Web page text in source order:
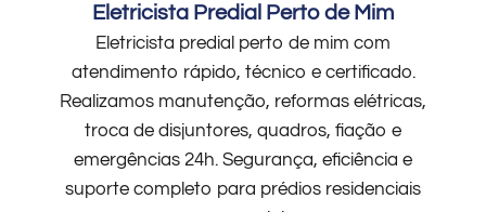
Eletricista Predial Perto de Mim
Eletricista predial perto de mim com
atendimento rápido, técnico e certificado.
Realizamos manutenção, reformas elétricas,
troca de disjuntores, quadros, fiação e
emergências 24h. Segurança, eficiência e
suporte completo para prédios residenciais